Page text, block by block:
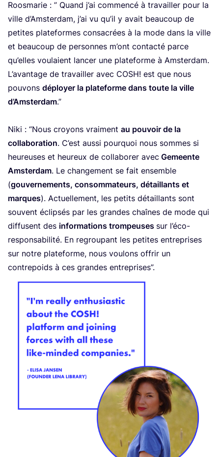
Roos­ma­rie : ” Quand j’ai com­men­cé à tra­vailler pour la
ville d’Am­ster­dam, j’ai vu qu’il y avait beau­coup de
petites pla­te­formes consa­crées à la mode dans la ville
et beau­coup de per­sonnes m’ont contac­té parce
qu’elles vou­laient lan­cer une pla­te­forme à Amster­dam.
L’a­van­tage de tra­vailler avec COSH! est que nous
pou­vons déployer la pla­te­forme dans toute la ville
d’Am­ster­dam.”
Niki : “Nous croyons vrai­ment au pou­voir de la
col­la­bo­ra­tion. C’est aus­si pour­quoi nous sommes si
heu­reuses et heu­reux de col­la­bo­rer avec Gemeente
Amster­dam. Le chan­ge­ment se fait ensemble
(gou­ver­ne­ments, consom­ma­teurs, détaillants et
marques). Actuel­le­ment, les petits détaillants sont
sou­vent éclip­sés par les grandes chaînes de mode qui
dif­fusent des infor­ma­tions trom­peuses sur l’éco-
responsabilité. En regrou­pant les petites entre­prises
sur notre pla­te­forme, nous vou­lons offrir un
contre­poids à ces grandes entreprises”.